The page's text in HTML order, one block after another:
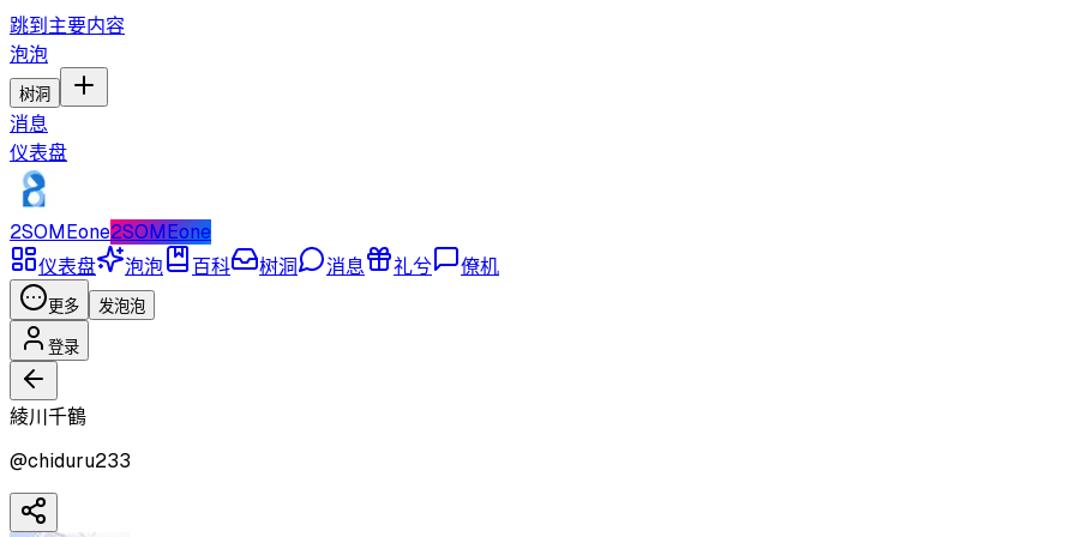
跳到主要内容
泡泡
树洞
消息
仪表盘
2SOMEone2SOMEone
仪表盘
泡泡 百科 树洞 消息 礼兮 僚机
更多 发泡泡
登录
綾川千鶴
@chiduru233